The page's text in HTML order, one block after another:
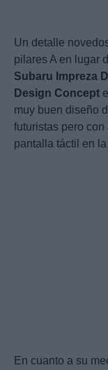
Un detalle
pilares A en lugar
Subaru Impreza
Design Concept
muy buen diseño
futuristas pero
pantalla táctil en
En cuanto a su